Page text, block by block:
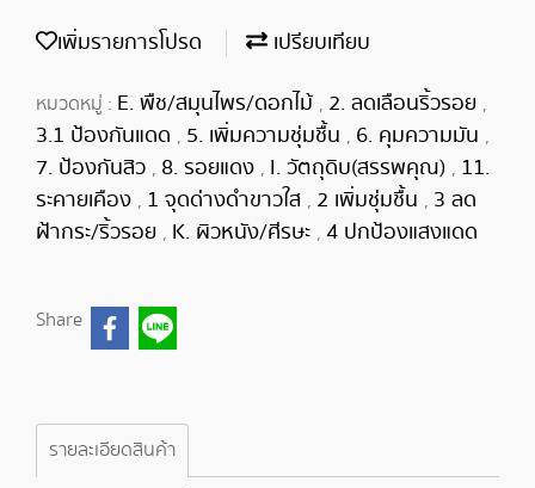
เพิ่มรายการโปรด เปรียบเทียบ
หมวดหมู่ : E. พืช/สมุนไพร/ดอกไม้ , 2. ลดเลือนริ้วรอย ,
3.1 ป้องกันแดด , 5. เพิ่มความชุ่มชื้น , 6. คุมความมัน ,
7. ป้องกันสิว , 8. รอยแดง , I. วัตถุดิบ(สรรพคุณ) , 11.
ระคายเคือง , 1 จุดด่างดำขาวใส , 2 เพิ่มชุ่มชื้น , 3 ลด
ฝ้ากระ/ริ้วรอย , K. ผิวหนัง/ศีรษะ , 4 ปกป้องแสงแดด
Share
รายละเอียดสินค้า